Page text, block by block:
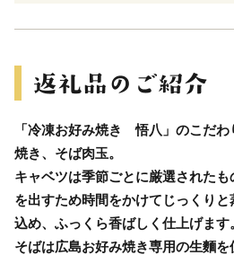
「冷凍お好み焼き 悟八」のこだ
焼き、そば肉玉。
キャベツは季節ごとに厳選された
を出すため時間をかけてじっくり
込め、ふっくら香ばしく仕上げます
そばは広島お好み焼き専用の生麵